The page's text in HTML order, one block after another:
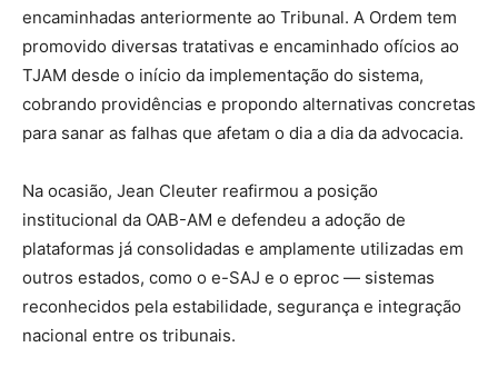
encaminhadas anteriormente ao Tribunal. A Ordem tem
promovido diversas tratativas e encaminhado ofícios ao
TJAM desde o início da implementação do sistema,
cobrando providências e propondo alternativas concretas
para sanar as falhas que afetam o dia a dia da advocacia.
Na ocasião, Jean Cleuter reafirmou a posição
institucional da OAB-AM e defendeu a adoção de
plataformas já consolidadas e amplamente utilizadas em
outros estados, como o e-SAJ e o eproc — sistemas
reconhecidos pela estabilidade, segurança e integração
nacional entre os tribunais.